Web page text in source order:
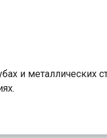
и металлических